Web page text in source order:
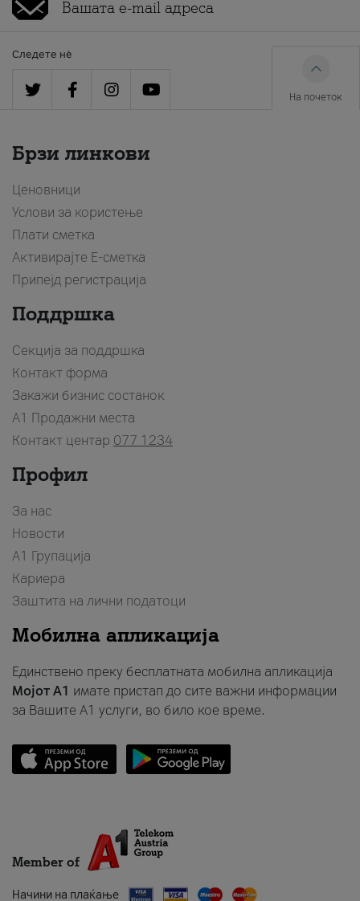
Следете нè
На почеток
Брзи линкови
Ценовници
Услови за користење
Плати сметка
Активирајте Е-сметка
Припејд регистрација
Поддршка
Секција за поддршка
Контакт форма
Закажи бизнис состанок
A1 Продажни места
Контакт центар 077 1234
Профил
За нас
Новости
А1 Групација
Кариера
Заштита на лични податоци
Мобилна апликација
Единствено преку бесплатната мобилна апликација
Мојот A1 имате пристап до сите важни информации
за Вашите A1 услуги, во било кое време.
Member of
Начини на плаќање